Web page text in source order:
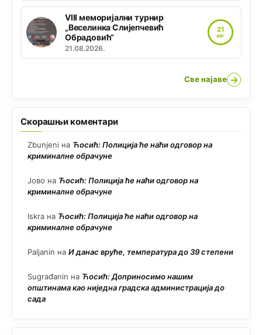
VIII меморијални турнир
„Веселинка Слијепчевић
Обрадовић“
21.08.2026.
21
АВГ
Све најаве →
Скорашњи коментари
Zbunjeni на Ћосић: Полиција ће наћи одговор на
криминалне обрачуне
Јово на Ћосић: Полиција ће наћи одговор на
криминалне обрачуне
Iskra на Ћосић: Полиција ће наћи одговор на
криминалне обрачуне
Paljanin на И данас вруће, температура до 39 степени
Sugrađanin на Ћосић: Доприносимо нашим
општинама као ниједна градска администрација до
сада